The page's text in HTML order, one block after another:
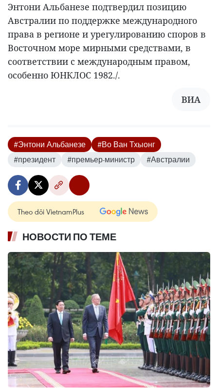
Энтони Альбанезе подтвердил позицию
Австралии по поддержке международного
права в регионе и урегулированию споров в
Восточном море мирными средствами, в
соответствии с международным правом,
особенно ЮНКЛОС 1982./.
ВИА
#Энтони Альбанезе
#Во Ван Тхыонг
#президент
#премьер-министр #Австралии
Theo dõi VietnamPlus
НОВОСТИ ПО ТЕМЕ